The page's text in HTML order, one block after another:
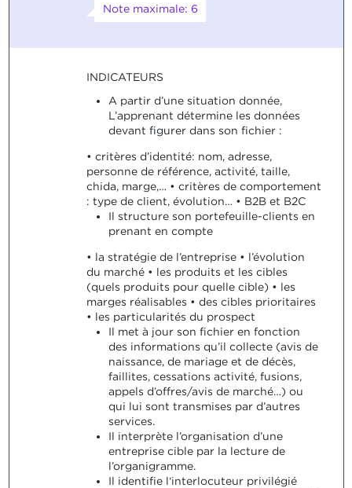
Note maximale: 6
INDICATEURS
A partir d’une situation donnée,
L’apprenant détermine les données
devant figurer dans son fichier :
• critères d’identité: nom, adresse,
personne de référence, activité, taille,
chida, marge,… • critères de comportement
: type de client, évolution… • B2B et B2C
Il structure son portefeuille-clients en
prenant en compte
• la stratégie de l’entreprise • l’évolution
du marché • les produits et les cibles
(quels produits pour quelle cible) • les
marges réalisables • des cibles prioritaires
• les particularités du prospect
Il met à jour son fichier en fonction
des informations qu’il collecte (avis de
naissance, de mariage et de décès,
faillites, cessations activité, fusions,
appels d’offres/avis de marché…) ou
qui lui sont transmises par d’autres
services.
Il interprète l’organisation d’une
entreprise cible par la lecture de
l’organigramme.
Il identifie l‘interlocuteur privilégié